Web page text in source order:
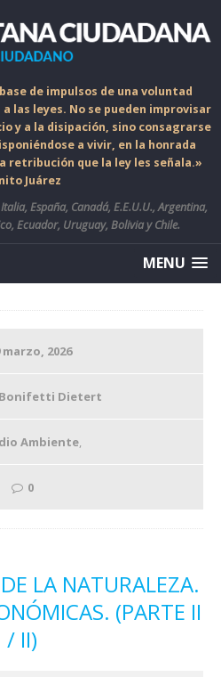
de impulsos de una voluntad
las leyes. No se pueden improvisar
y a la disipación, sino consagrarse
a vivir, en la honrada
retribución que la ley les señala.»
Juárez
España, Canadá, E.E.U.U., Argentina,
Ecuador, Uruguay, Bolivia y Chile.
MENU
marzo, 2026
Bonifetti Dietert
Ambiente,
0
LA NATURALEZA.
(PARTE II
/ II)